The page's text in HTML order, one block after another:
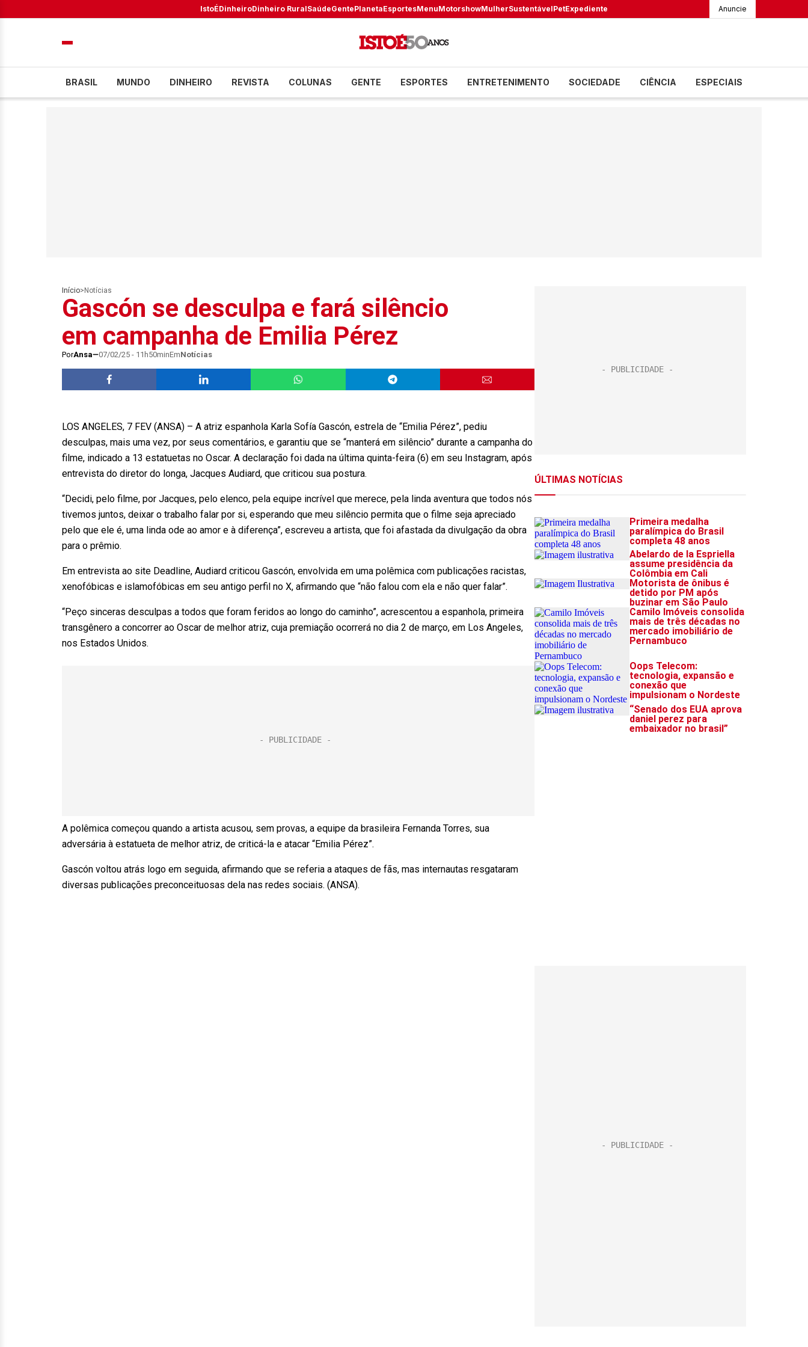
IstoÉDinheiroDinheiro RuralSaúdeGentePlanetaEsportesMenuMotorshowMulherSustentávelPetExpediente Anuncie
BRASIL MUNDO DINHEIRO REVISTA COLUNAS GENTE ESPORTES ENTRETENIMENTO SOCIEDADE CIÊNCIA ESPECIAIS
Início> Notícias
Gascón se desculpa e fará silêncio
em campanha de Emilia Pérez
PorAnsa 07/02/25 - 11h50minEmNotícias
LOS ANGELES, 7 FEV (ANSA) – A atriz espanhola Karla Sofía Gascón, estrela de “Emilia Pérez”, pediu
desculpas, mais uma vez, por seus comentários, e garantiu que se “manterá em silêncio” durante a campanha do
filme, indicado a 13 estatuetas no Oscar. A declaração foi dada na última quinta-feira (6) em seu Instagram, após
entrevista do diretor do longa, Jacques Audiard, que criticou sua postura.
“Decidi, pelo filme, por Jacques, pelo elenco, pela equipe incrível que merece, pela linda aventura que todos nós
tivemos juntos, deixar o trabalho falar por si, esperando que meu silêncio permita que o filme seja apreciado
pelo que ele é, uma linda ode ao amor e à diferença”, escreveu a artista, que foi afastada da divulgação da obra
para o prêmio.
Em entrevista ao site Deadline, Audiard criticou Gascón, envolvida em uma polêmica com publicações racistas,
xenofóbicas e islamofóbicas em seu antigo perfil no X, afirmando que “não falou com ela e não quer falar”.
“Peço sinceras desculpas a todos que foram feridos ao longo do caminho”, acrescentou a espanhola, primeira
transgênero a concorrer ao Oscar de melhor atriz, cuja premiação ocorrerá no dia 2 de março, em Los Angeles,
nos Estados Unidos.
A polêmica começou quando a artista acusou, sem provas, a equipe da brasileira Fernanda Torres, sua
adversária à estatueta de melhor atriz, de criticá-la e atacar “Emilia Pérez”.
Gascón voltou atrás logo em seguida, afirmando que se referia a ataques de fãs, mas internautas resgataram
diversas publicações preconceituosas dela nas redes sociais. (ANSA).